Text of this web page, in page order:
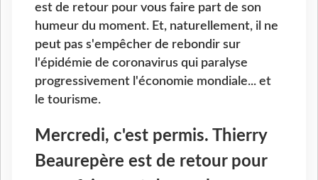
est de retour pour vous faire part de son
humeur du moment. Et, naturellement, il ne
peut pas s'empêcher de rebondir sur
l'épidémie de coronavirus qui paralyse
progressivement l'économie mondiale... et
le tourisme.
Mercredi, c'est permis. Thierry
Beaurepère est de retour pour